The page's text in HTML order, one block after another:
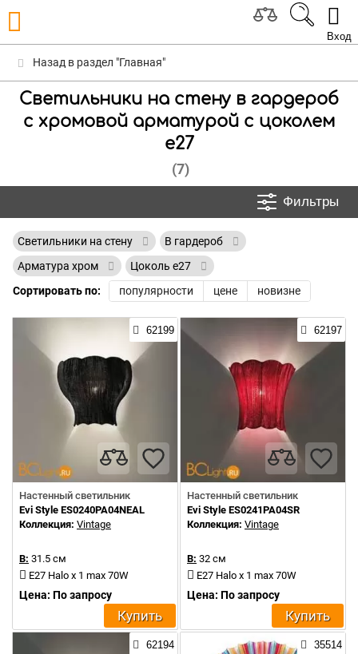
Вход
Назад в раздел "Главная"
Светильники на стену в гардероб
с хромовой арматурой с цоколем
e27
(7)
Фильтры
Светильники на стену
В гардероб
Арматура хром
Цоколь e27
Сортировать по:
популярности цене новизне
62199
Настенный светильник
Evi Style ES0240PA04NEAL
Коллекция: Vintage
В: 31.5 см
E27 Halo x 1 max 70W
Цена: По запросу
Купить
62197
Настенный светильник
Evi Style ES0241PA04SR
Коллекция: Vintage
В: 32 см
E27 Halo x 1 max 70W
Цена: По запросу
Купить
62194 35514